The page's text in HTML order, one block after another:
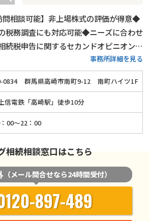
問相談可能】非上場株式の評価が得意◆
税務調査にも対応可能◆ニーズに合わせ
税申告に関するセカンドオピニオンに
事務に36年間従事し特別国税調査官18
表税理士本人が対応します。税務調査に
作成を目指します。
事務所詳細を見る
-0834 群馬県高崎市南町9-12 南町ハイツ1F
信電鉄「高崎駅」徒歩10分
00～22：00
相続相談窓口はこちら
（メール問合せなら24時間受付）
897-489